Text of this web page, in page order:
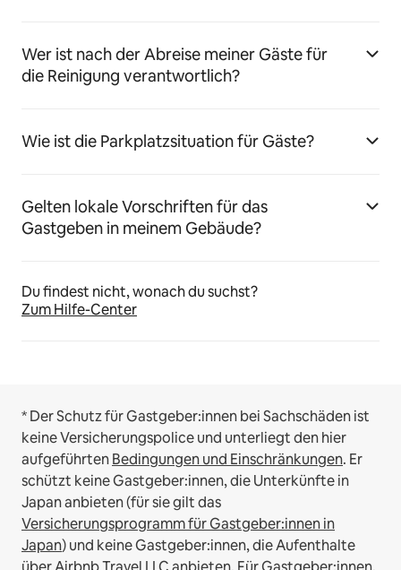
Wer ist nach der Abreise meiner Gäste für
die Reinigung verantwortlich?
Wie ist die Parkplatzsituation für Gäste?
Gelten lokale Vorschriften für das
Gastgeben in meinem Gebäude?
Du findest nicht, wonach du suchst?
Zum Hilfe-Center
* Der Schutz für Gastgeber:innen bei Sachschäden ist
keine Versicherungspolice und unterliegt den hier
aufgeführtenBedingungen und Einschränkungen. Er
schützt keine Gastgeber:innen, die Unterkünfte in
Japan anbieten (für sie gilt das
Versicherungsprogramm für Gastgeber:innen in
Japan) und keine Gastgeber:innen, die Aufenthalte